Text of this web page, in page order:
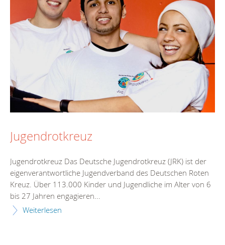
Jugendrotkreuz
Jugendrotkreuz Das Deutsche Jugendrotkreuz (JRK) ist der
eigenverantwortliche Jugendverband des Deutschen Roten
Kreuz. Über 113.000 Kinder und Jugendliche im Alter von 6
bis 27 Jahren engagieren...
Weiterlesen